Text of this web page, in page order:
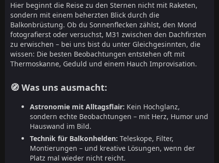
Hier beginnt die Reise zu den Sternen nicht mit Raketen,
sondern mit einem beherzten Blick durch die
Balkonbrüstung. Ob du Sonnenflecken zählst, den Mond
fotografierst oder versuchst, M31 zwischen den Dachfirsten
zu erwischen – bei uns bist du unter Gleichgesinnten, die
wissen: Die besten Beobachtungen entstehen oft mit
Thermoskanne, Geduld und einem Hauch Improvisation.
🧭 Was uns ausmacht:
Astronomie mit Alltagsflair: Kein Hochglanz,
sondern echte Beobachtungen – mit Herz, Humor und
Hauswand im Bild.
Technik für Balkonhelden: Teleskope, Filter,
Montierungen – und kreative Lösungen, wenn der
Platz mal wieder nicht reicht.